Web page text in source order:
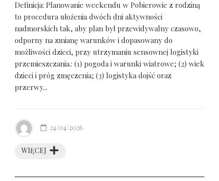
Definicja: Planowanie weekendu w Pobierowie z rodziną
to procedura ułożenia dwóch dni aktywności
nadmorskich tak, aby plan był przewidywalny czasowo,
odporny na zmianę warunków i dopasowany do
możliwości dzieci, przy utrzymaniu sensownej logistyki
przemieszczania.: (1) pogoda i warunki wiatrowe; (2) wiek
dzieci i próg zmęczenia; (3) logistyka dojść oraz
przerwy...
WIĘCEJ
24/04/2026